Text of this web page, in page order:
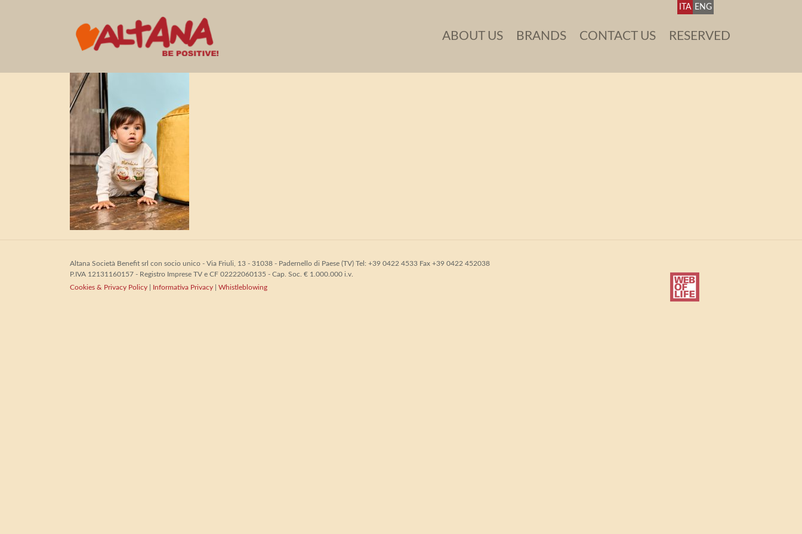
ITA ENG
ABOUT US BRANDS CONTACT US RESERVED
240423_MOSCHINO_004_0262
Altana Società Benefit srl con socio unico - Via Friuli, 13 - 31038 - Padernello di Paese (TV) Tel: +39 0422 4533 Fax +39 0422 452038
P.IVA 12131160157 - Registro Imprese TV e CF 02222060135 - Cap. Soc. € 1.000.000 i.v.
Cookies & Privacy Policy
Informativa Privacy Whistleblowing